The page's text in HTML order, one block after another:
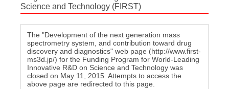
社長挨拶
健康経営
ダイバーシティ推進
沿革
島津グループ
島津製作所を知る
Science and Technology (FIRST)
The "Development of the next generation mass
spectrometry system, and contribution toward drug
discovery and diagnostics" web page (http://www.first-
ms3d.jp/) for the Funding Program for World-Leading
Innovative R&D on Science and Technology was
closed on May 11, 2015. Attempts to access the
above page are redirected to this page.